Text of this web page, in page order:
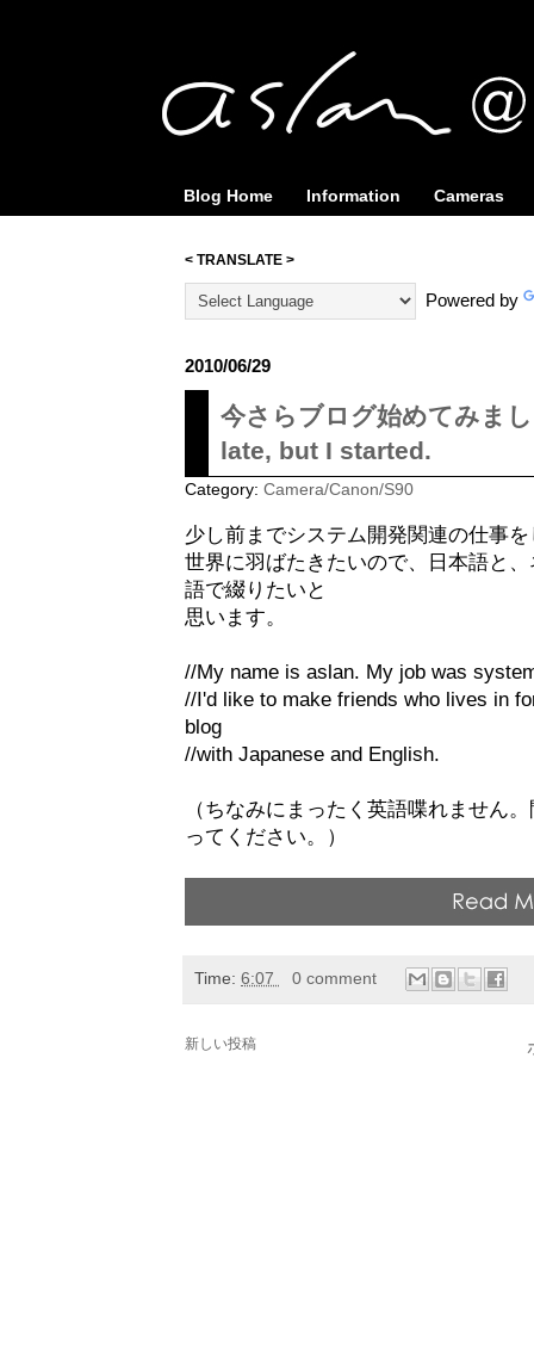
Blog Home Information Cameras
< TRANSLATE >
Powered by
2010/06/29
今さらブログ始めてみま
late, but I started.
Category: Camera/Canon/S90
少し前までシステム開発関連の仕事
世界に羽ばたきたいので、日本語と
語で綴りたいと
思います。
//My name is aslan. My job was
//I'd like to make friends who lives in
blog
//with Japanese and English.
（ちなみにまったく英語喋れません
ってください。）
Time: 6:07 0 comment
新しい投稿